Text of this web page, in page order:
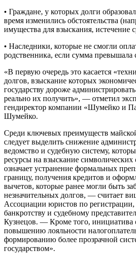
• Граждане, у которых долги
время изменились обстоятельства
имущества для взыскания, истечение
• Наследники, которые не смогли
родственника, если сумма превышала
«В первую очередь это касается
долгов, взыскание которых
государству дороже
реально их получить», — отметил
гендиректор компании «Шумейко и
Шумейко.
Среди ключевых преимуществ
следует выделить снижение
ведомство и судебную систему,
ресурсы на взыскание
означает устранение формальных
границу, получения кредитов и
вычетов, которые ранее могли быть
незначительных долгов, — считает
Ассоциации юристов по
банкротству и судебному
Кузнецов. — Кроме того, инициатива
повышению лояльности
формированию более прозрачной
государством».